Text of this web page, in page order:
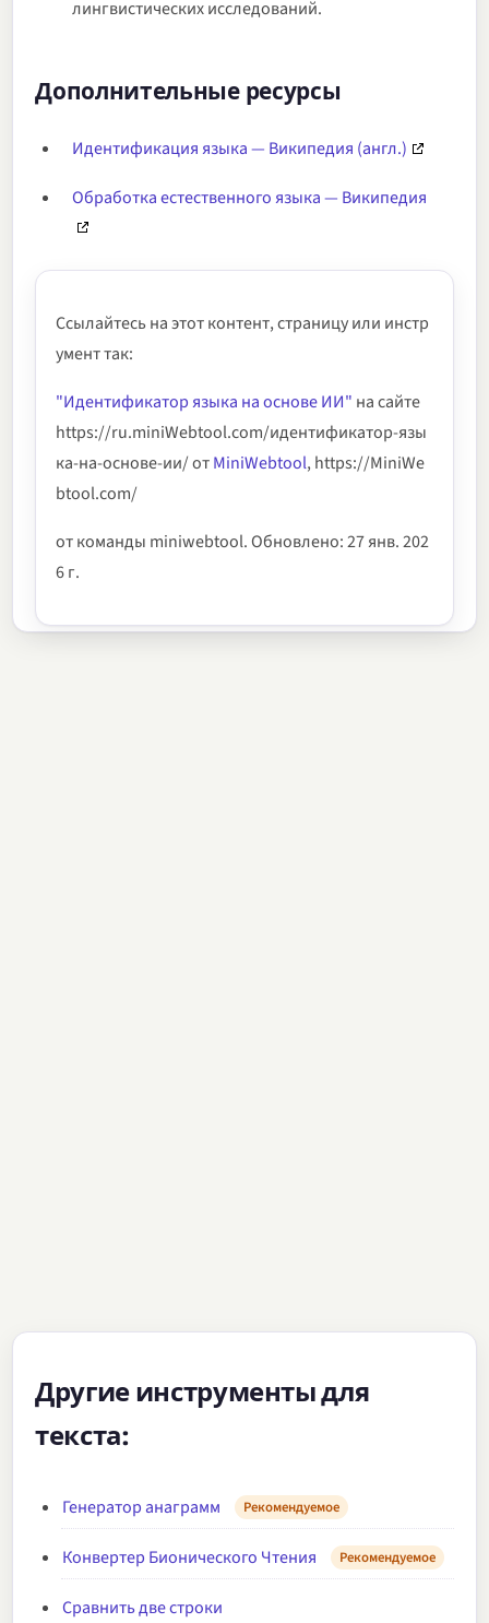
лингвистических исследований.
Дополнительные ресурсы
Идентификация языка — Википедия (англ.)
Обработка естественного языка — Википедия
Ссылайтесь на этот контент, страницу или инстр
умент так:
"Идентификатор языка на основе ИИ" на сайте
https://ru.miniWebtool.com/идентификатор-язы
ка-на-основе-ии/ отMiniWebtool, https://MiniWe
btool.com/
от команды miniwebtool. Обновлено: 27 янв. 202
6 г.
Другие инструменты для
текста:
Генератор анаграмм Рекомендуемое
Конвертер Бионического Чтения Рекомендуемое
Сравнить две строки